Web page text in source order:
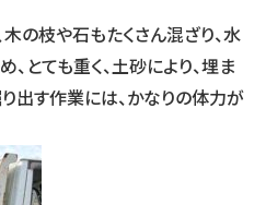
の枝や石もたくさん混ざり、水
とても重く、土砂により、埋ま
出す作業には、かなりの体力が